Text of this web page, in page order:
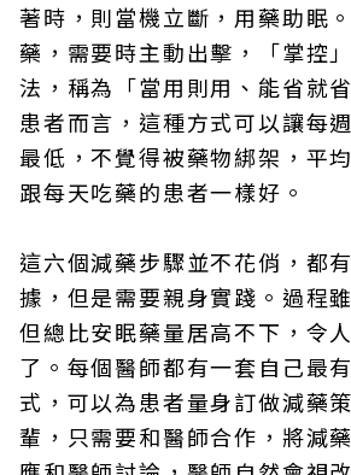
著時，則當機立斷，用藥助眠
藥，需要時主動出擊，「掌控
法，稱為「當用則用、能省就
患者而言，這種方式可以讓每
最低，不覺得被藥物綁架，平
跟每天吃藥的患者一樣好。
這六個減藥步驟並不花俏，都
據，但是需要親身實踐。過程
但總比安眠藥量居高不下，令
了。每個醫師都有一套自己最
式，可以為患者量身訂做減藥
輩，只需要和醫師合作，將減